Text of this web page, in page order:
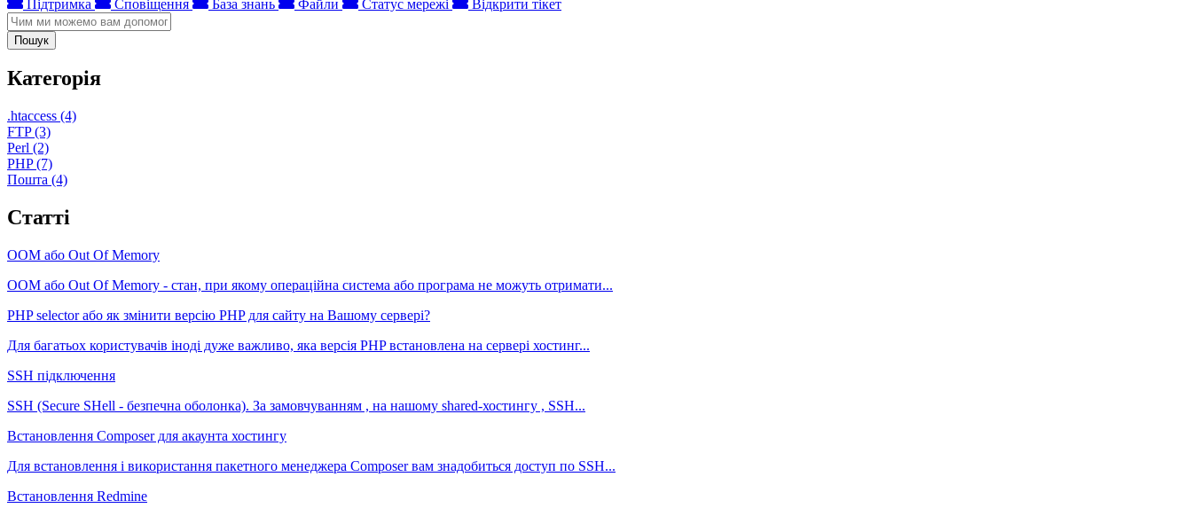
Підтримка Сповіщення База знань Файли Статус мережі Відкрити тікет
Пошук
Категорія
.htaccess (4)
FTP (3)
Perl (2)
PHP (7)
Пошта (4)
Статті
OOM або Out Of Memory
OOM або Out Of Memory - стан, при якому операційна система або програма не можуть отримати...
PHP selector або як змінити версію PHP для сайту на Вашому сервері?
Для багатьох користувачів іноді дуже важливо, яка версія PHP встановлена ​​на сервері хостинг...
SSH підключення
SSH (Secure SHell - безпечна оболонка). За замовчуванням , на нашому shared-хостингу , SSH...
Встановлення Composer для акаунта хостингу
Для встановлення і використання пакетного менеджера Composer вам знадобиться доступ по SSH...
Встановлення Redmine